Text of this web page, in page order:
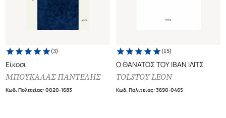
(3)
Είκοσι
ΜΠΟΥΚΑΛΑΣ ΠΑΝΤΕΛΗΣ
Κωδ. Πολιτείας:0020-1683
(15)
Ο ΘΑΝΑΤΟΣ ΤΟΥ ΙΒΑΝ ΙΛΙΤΣ
TOLSTOY LEON
Κωδ. Πολιτείας:3690-0465